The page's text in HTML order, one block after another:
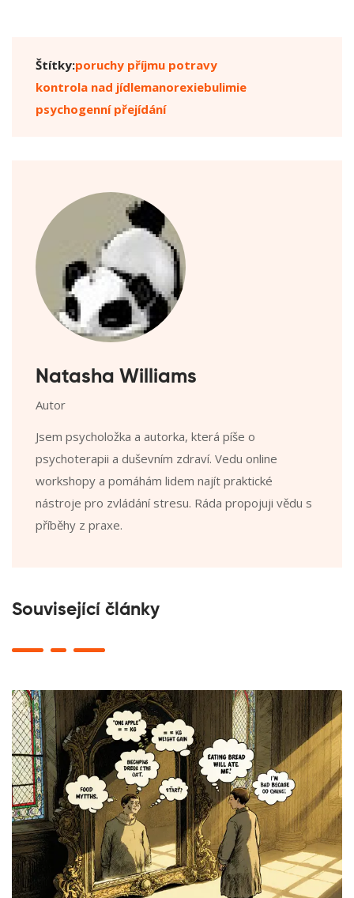
Štítky:poruchy příjmu potravy
kontrola nad jídlemanorexiebulimie
psychogenní přejídání
Natasha Williams
Autor
Jsem psycholožka a autorka, která píše o
psychoterapii a duševním zdraví. Vedu online
workshopy a pomáhám lidem najít praktické
nástroje pro zvládání stresu. Ráda propojuji vědu s
příběhy z praxe.
Související články